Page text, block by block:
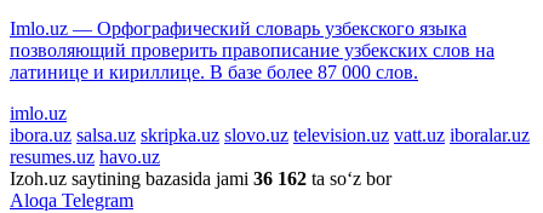
Imlo.uz — Орфографический словарь узбекского языка
позволяющий проверить правописание узбекских слов на
латинице и кириллице. В базе более 87 000 слов.
imlo.uz
ibora.uz salsa.uz skripka.uz slovo.uz television.uz vatt.uz iboralar.uz
resumes.uz havo.uz
Izoh.uz saytining bazasida jami 36 162 ta so‘z bor
Aloqa Telegram